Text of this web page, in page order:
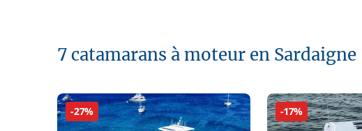
7 catamarans à moteur en Sardaigne
-27% -17%